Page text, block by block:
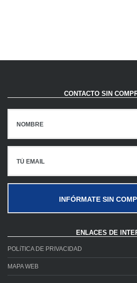
CONTACTO SIN
INFÓRMATE SIN
ENLACES DE
POLíTICA DE PRIVACIDAD
MAPA WEB